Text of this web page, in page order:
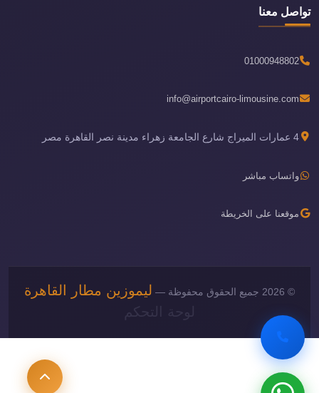
تواصل معنا
01000948802
info@airportcairo-limousine.com
4 عمارات الميراج شارع الجامعة زهراء مدينة نصر القاهرة مصر
واتساب مباشر
موقعنا على الخريطة
© 2026 جميع الحقوق محفوظة —
ليموزين مطار القاهرة